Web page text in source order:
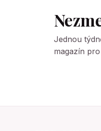
Jednou
magazín